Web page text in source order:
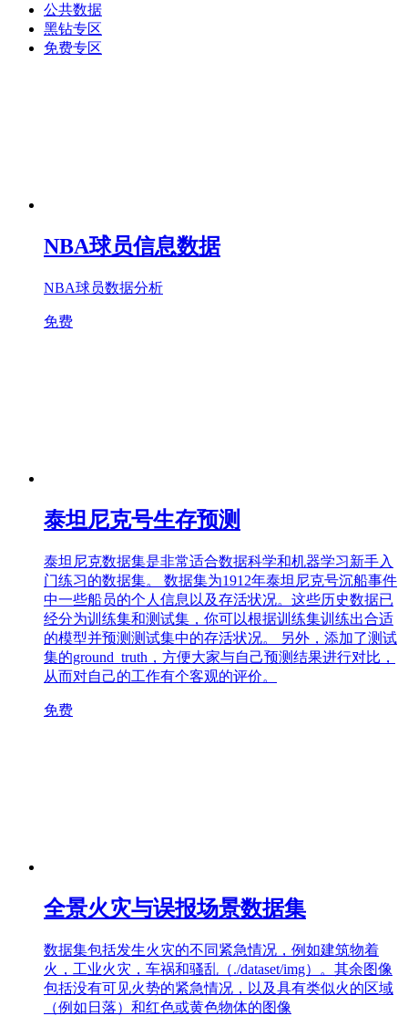
公共数据
黑钻专区
免费专区
NBA球员信息数据
NBA球员数据分析
免费
泰坦尼克号生存预测
泰坦尼克数据集是非常适合数据科学和机器学习新手入
门练习的数据集。 数据集为1912年泰坦尼克号沉船事件
中一些船员的个人信息以及存活状况。这些历史数据已
经分为训练集和测试集，你可以根据训练集训练出合适
的模型并预测测试集中的存活状况。 另外，添加了测试
集的ground_truth，方便大家与自己预测结果进行对比，
从而对自己的工作有个客观的评价。
免费
全景火灾与误报场景数据集
数据集包括发生火灾的不同紧急情况，例如建筑物着
火，工业火灾，车祸和骚乱（./dataset/img）。其余图像
包括没有可见火势的紧急情况，以及具有类似火的区域
（例如日落）和红色或黄色物体的图像